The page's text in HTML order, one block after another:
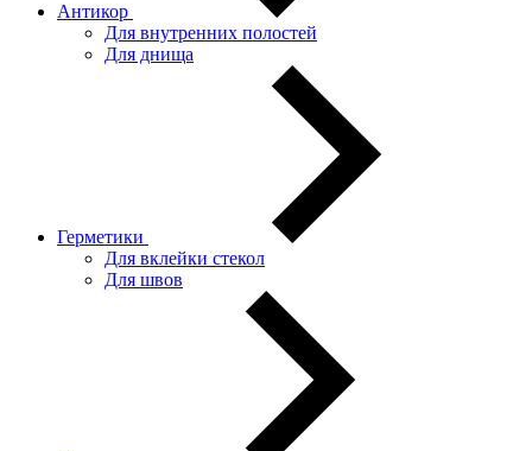
Антикор
Для внутренних полостей
Для днища
Герметики
Для вклейки стекол
Для швов